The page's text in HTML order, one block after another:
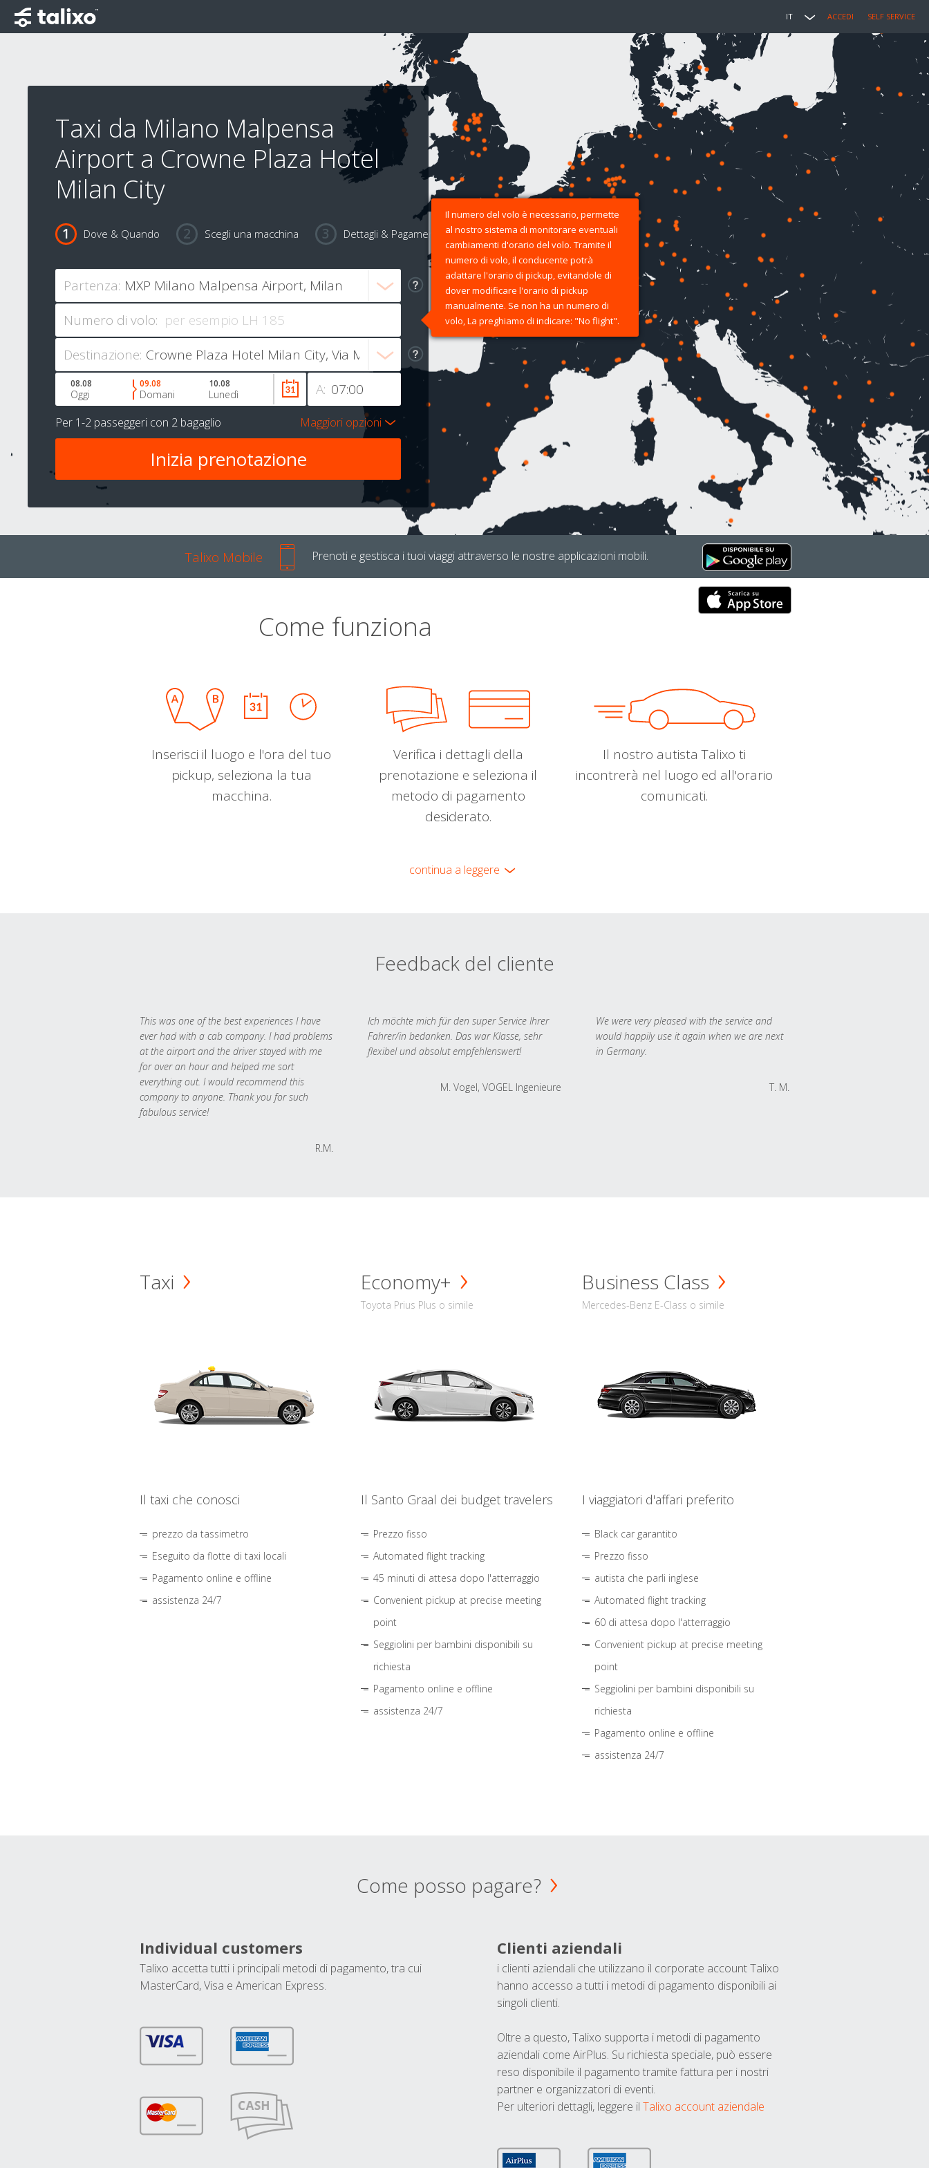
IT ACCEDI SELF SERVICE
Taxi da Milano Malpensa
Airport a Crowne Plaza Hotel
Milan City
Dove & Quando Scegli una macchina Dettagli & Pagamento
Partenza:
Numero di volo:
Il numero del volo è necessario, permette
al nostro sistema di monitorare eventuali
cambiamenti d'orario del volo. Tramite il
numero di volo, il conducente potrà
adattare l'orario di pickup, evitandole di
dover modificare l'orario di pickup
manualmente. Se non ha un numero di
volo, La preghiamo di indicare: "No flight".
Destinazione:
A:
08.08
Oggi
09.08
Domani
10.08
Lunedì
Per 1-2 passeggeri con 2 bagaglio Maggiori opzioni
Talixo Mobile Prenoti e gestisca i tuoi viaggi attraverso le nostre applicazioni mobili.
Come funziona
Inserisci il luogo e l'ora del tuo
pickup, seleziona la tua
macchina.
Verifica i dettagli della
prenotazione e seleziona il
metodo di pagamento
desiderato.
Il nostro autista Talixo ti
incontrerà nel luogo ed all'orario
comunicati.
continua a leggere
Feedback del cliente
This was one of the best experiences I have
ever had with a cab company. I had problems
at the airport and the driver stayed with me
for over an hour and helped me sort
everything out. I would recommend this
company to anyone. Thank you for such
fabulous service!
R.M.
Ich möchte mich für den super Service Ihrer
Fahrer/in bedanken. Das war Klasse, sehr
flexibel und absolut empfehlenswert!
M. Vogel, VOGEL Ingenieure
We were very pleased with the service and
would happily use it again when we are next
in Germany.
T. M.
Taxi
Il taxi che conosci
prezzo da tassimetro
Eseguito da flotte di taxi locali
Pagamento online e offline
assistenza 24/7
Economy+
Toyota Prius Plus o simile
Il Santo Graal dei budget travelers
Prezzo fisso
Automated flight tracking
45 minuti di attesa dopo l'atterraggio
Convenient pickup at precise meeting
point
Seggiolini per bambini disponibili su
richiesta
Pagamento online e offline
assistenza 24/7
Business Class
Mercedes-Benz E-Class o simile
I viaggiatori d'affari preferito
Black car garantito
Prezzo fisso
autista che parli inglese
Automated flight tracking
60 di attesa dopo l'atterraggio
Convenient pickup at precise meeting
point
Seggiolini per bambini disponibili su
richiesta
Pagamento online e offline
assistenza 24/7
Come posso pagare?
Individual customers
Talixo accetta tutti i principali metodi di pagamento, tra cui
MasterCard, Visa e American Express.
Clienti aziendali
i clienti aziendali che utilizzano il corporate account Talixo
hanno accesso a tutti i metodi di pagamento disponibili ai
singoli clienti.
Oltre a questo, Talixo supporta i metodi di pagamento
aziendali come AirPlus. Su richiesta speciale, può essere
reso disponibile il pagamento tramite fattura per i nostri
partner e organizzatori di eventi.
Per ulteriori dettagli, leggere il Talixo account aziendale